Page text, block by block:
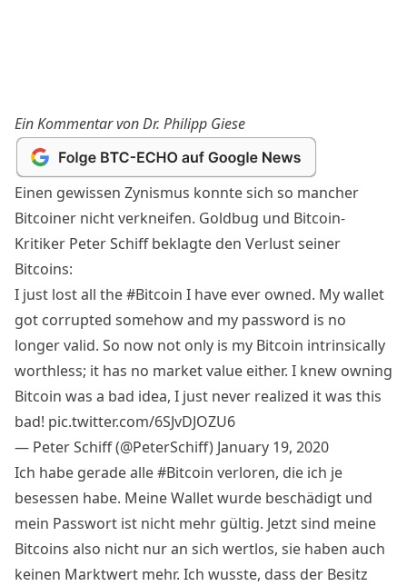
Ein Kommentar von Dr. Philipp Giese
Einen gewissen Zynismus konnte sich so mancher
Bitcoiner nicht verkneifen. Goldbug und Bitcoin-
Kritiker Peter Schiff beklagte den Verlust seiner
Bitcoins:
I just lost all the#Bitcoin I have ever owned. My wallet
got corrupted somehow and my password is no
longer valid. So now not only is my Bitcoin intrinsically
worthless; it has no market value either. I knew owning
Bitcoin was a bad idea, I just never realized it was this
bad! pic.twitter.com/6SJvDJOZU6
— Peter Schiff (@PeterSchiff) January 19, 2020
Ich habe gerade alle #Bitcoin verloren, die ich je
besessen habe. Meine Wallet wurde beschädigt und
mein Passwort ist nicht mehr gültig. Jetzt sind meine
Bitcoins also nicht nur an sich wertlos, sie haben auch
keinen Marktwert mehr. Ich wusste, dass der Besitz